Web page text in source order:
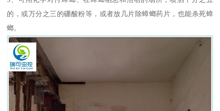
的，或万分之三的硼酸粉等，或者放几片除蟑螂药片，也能杀死蟑
螂。